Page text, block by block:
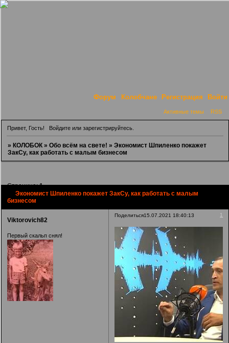
Форум Колобчане Регистрация Войти
Активные темы RSS
Привет, Гость! Войдитеили зарегистрируйтесь.
»КОЛОБОК »Обо всём на свете! »Экономист Шпиленко покажет
ЗакСу, как работать с малым бизнесом
Экономист Шпиленко покажет ЗакСу, как работать с малым
бизнесом
Страница:1
Поделиться 1
15.07.2021 18:40:13
Viktorovich82
Первый скальп снял!